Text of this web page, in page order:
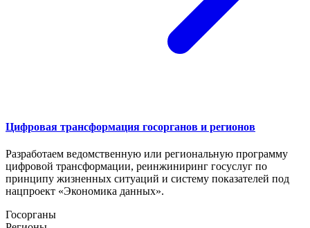
Цифровая трансформация госорганов и регионов
Разработаем ведомственную или региональную программу
цифровой трансформации, реинжиниринг госуслуг по
принципу жизненных ситуаций и систему показателей под
нацпроект «Экономика данных».
Госорганы